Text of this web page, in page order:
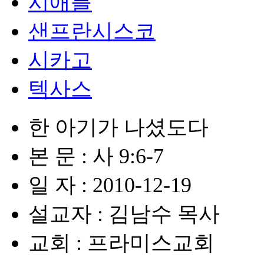
샌프란시스코
시카고
텍사스
한 아기가 나셨도다
본 문 : 사 9:6-7
일 자 : 2010-12-19
설교자 : 김남수 목사
교회 : 프라미스교회